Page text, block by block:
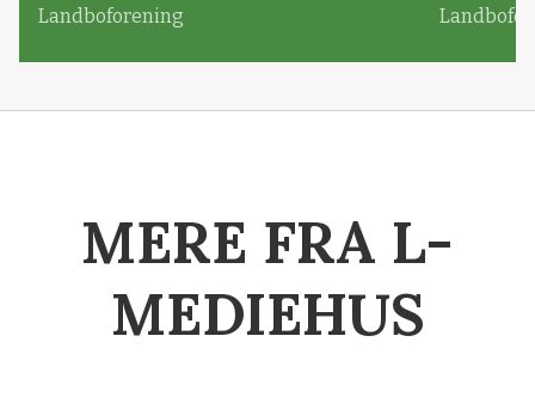
Landboforening
MERE FRA L-
MEDIEHUS